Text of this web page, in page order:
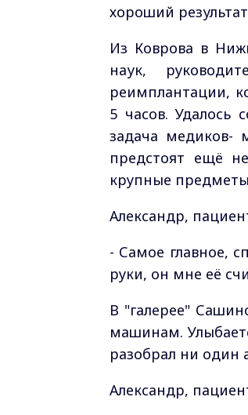
хороший
Из Коврова в
наук,
реимплантации,
5 часов. Удалось
задача медиков-
предстоят ещё
крупные
Александр,
- Самое главное,
руки, он мне её
В "галерее"
машинам.
разобрал ни один
Александр,